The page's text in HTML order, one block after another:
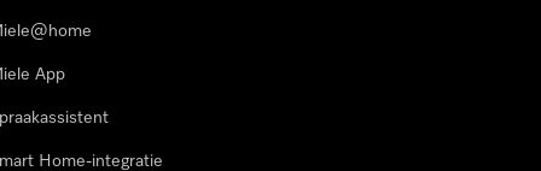
App
Home-integratie